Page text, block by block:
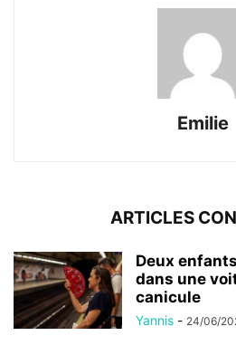
Emilie
ARTICLES
Deux
dans une
canicule
Yannis - 24/06/